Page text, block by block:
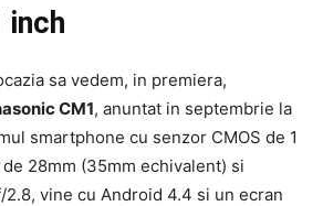
inch
sa vedem, in premiera,
CM1, anuntat in septembrie la
smartphone cu senzor CMOS de 1
28mm (35mm echivalent) si
2.8, vine cu Android 4.4 si un ecran